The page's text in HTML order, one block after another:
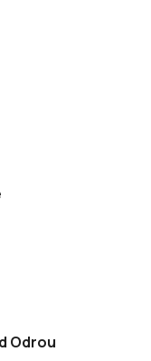
Odrou